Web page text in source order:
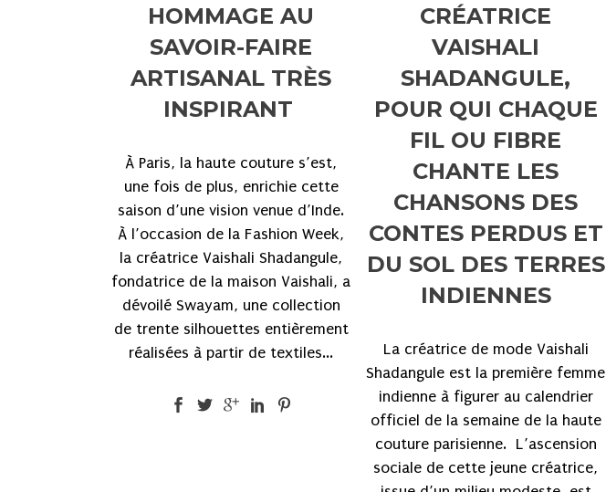
HOMMAGE AU
SAVOIR-FAIRE
ARTISANAL TRÈS
INSPIRANT
À Paris, la haute couture s’est,
une fois de plus, enrichie cette
saison d’une vision venue d’Inde.
À l’occasion de la Fashion Week,
la créatrice Vaishali Shadangule,
fondatrice de la maison Vaishali, a
dévoilé Swayam, une collection
de trente silhouettes entièrement
réalisées à partir de textiles...
CRÉATRICE
VAISHALI
SHADANGULE,
POUR QUI CHAQUE
FIL OU FIBRE
CHANTE LES
CHANSONS DES
CONTES PERDUS ET
DU SOL DES TERRES
INDIENNES
La créatrice de mode Vaishali
Shadangule est la première femme
indienne à figurer au calendrier
officiel de la semaine de la haute
couture parisienne. L’ascension
sociale de cette jeune créatrice,